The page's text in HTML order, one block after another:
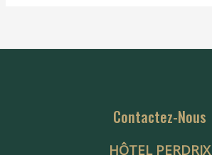
Contactez-Nous
HÔTEL PERDRIX